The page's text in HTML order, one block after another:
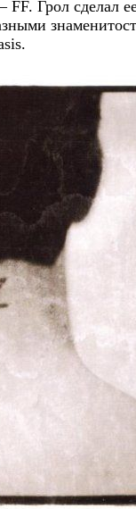
FF. Грол сделал